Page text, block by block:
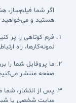
اگر شما فیلم‌ساز،
هستید و می‌خواهید
فرم کوتاهی را پر
نمونه‌کارها، راه
ما پروفایل شما را
صفحه منتشر
پس از انتشار، شما
سایت شخصی یا